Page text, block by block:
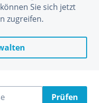
Sie sich jetzt
zugreifen.
Prüfen